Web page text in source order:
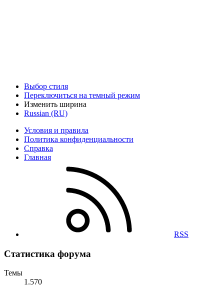
Выбор стиля
Переключиться на темный режим
Изменить ширина
Russian (RU)
Условия и правила
Политика конфиденциальности
Справка
Главная
RSS
Статистика форума
Темы
1.570